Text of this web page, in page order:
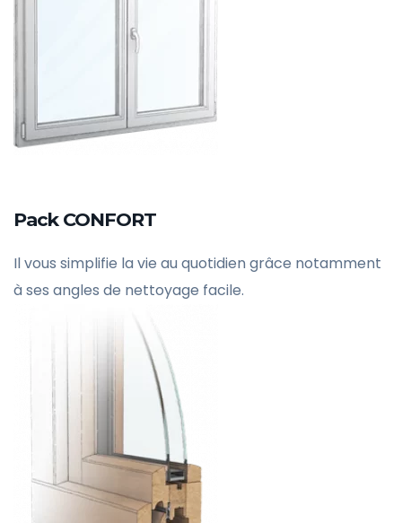
Pack CONFORT
Il vous simplifie la vie au quotidien grâce notamment
à ses angles de nettoyage facile.